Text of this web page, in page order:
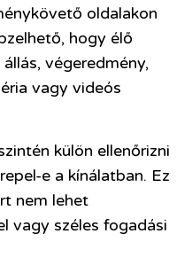
oldalakon
hogy élő
végeredmény,
vagy videós
külön ellenőrizni
e a kínálatban. Ez
nem lehet
vagy széles fogadási